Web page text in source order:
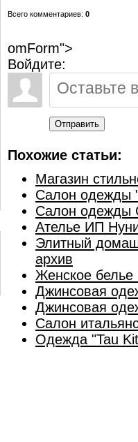
Всего комментариев: 0
omForm">
Войдите:
Отправить
Похожие статьи:
Магазин
Салон одежды
Салон одежды
Ателье ИП
Элитный
архив
Женское
Джинсовая
Джинсовая
Салон
Одежда "Tau